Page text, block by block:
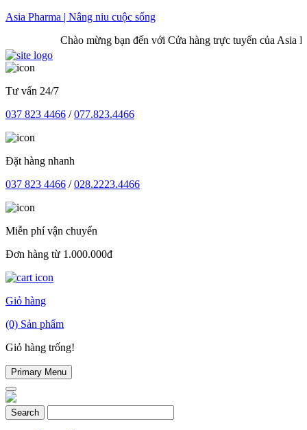
Skip
Asia Pharma | Nâng niu cuộc sống
Chào mừng bạn đến với Cửa hàng trực tuyến của Asia
Tư vấn 24/7
037 823 4466 /077.823.4466
Đặt hàng nhanh
037 823 4466 /028.2223.4466
Miễn phí vận chuyển
Đơn hàng từ 1.000.000đ
Giỏ hàng
(0) Sản phẩm
Giỏ hàng trống!
Primary Menu